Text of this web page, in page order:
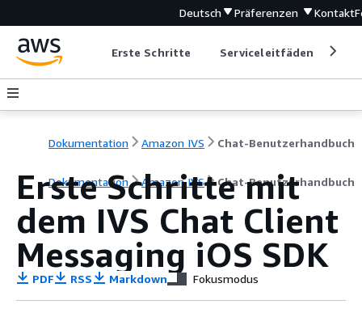
Deutsch Präferenzen Kontakt
Erste Schritte Serviceleitfäden
Dokumentation Amazon IVS Chat-Benutzerhandbuch
Dokumentation Amazon IVS Chat-Benutzerhandbuch
Erste Schritte mit
dem IVS Chat Client
Messaging iOS SDK
PDF RSS Markdown Fokusmodus